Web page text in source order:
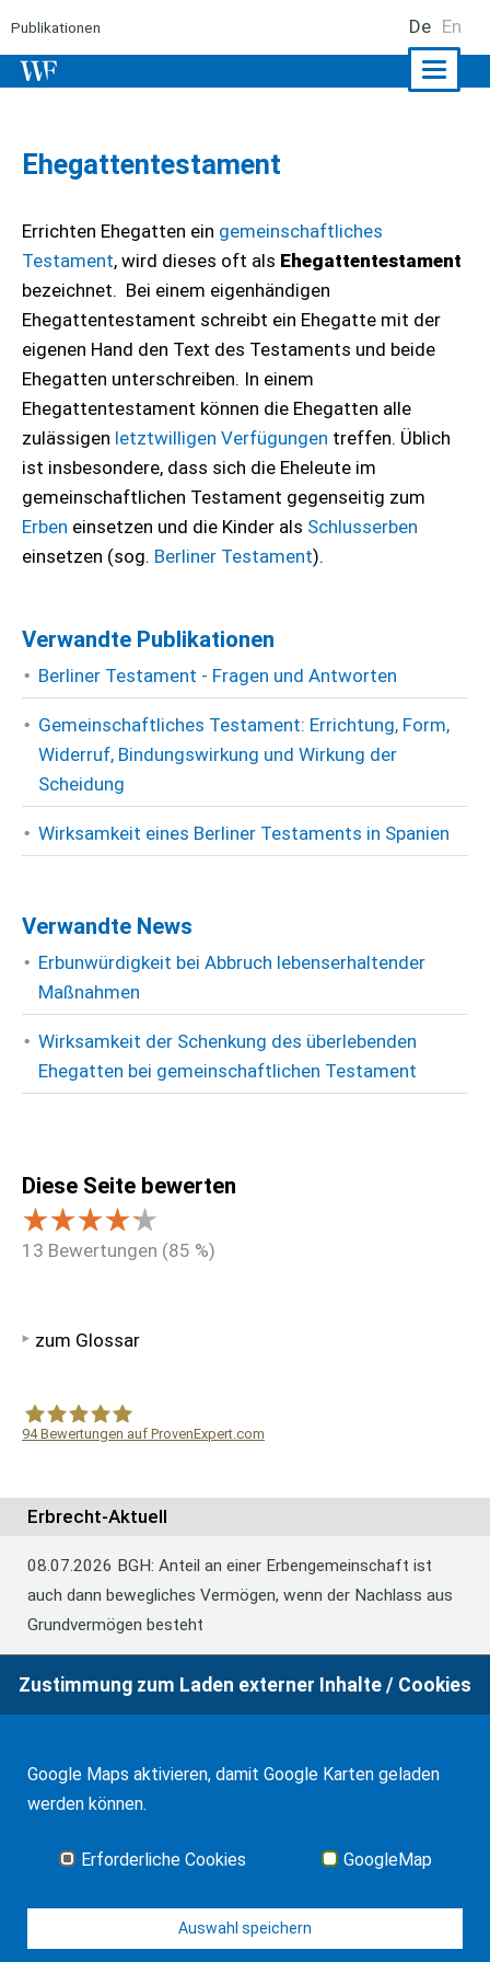
Publikationen De En
Ehegattentestament
Errichten Ehegatten ein gemeinschaftliches
Testament, wird dieses oft als Ehegattentestament
bezeichnet. Bei einem eigenhändigen
Ehegattentestament schreibt ein Ehegatte mit der
eigenen Hand den Text des Testaments und beide
Ehegatten unterschreiben. In einem
Ehegattentestament können die Ehegatten alle
zulässigen letztwilligen Verfügungen treffen. Üblich
ist insbesondere, dass sich die Eheleute im
gemeinschaftlichen Testament gegenseitig zum
Erben einsetzen und die Kinder als Schlusserben
einsetzen (sog. Berliner Testament).
Verwandte Publikationen
Berliner Testament - Fragen und Antworten
Gemeinschaftliches Testament: Errichtung, Form,
Widerruf, Bindungswirkung und Wirkung der
Scheidung
Wirksamkeit eines Berliner Testaments in Spanien
Verwandte News
Erbunwürdigkeit bei Abbruch lebenserhaltender
Maßnahmen
Wirksamkeit der Schenkung des überlebenden
Ehegatten bei gemeinschaftlichen Testament
Diese Seite bewerten
13 Bewertungen (85 %)
zum Glossar
94Bewertungen auf ProvenExpert.com
Erbrecht-Aktuell
08.07.2026 BGH: Anteil an einer Erbengemeinschaft ist
auch dann bewegliches Vermögen, wenn der Nachlass aus
Grundvermögen besteht
BFH: Abweichende Festsetzung aus
17.03.2026Andalusien: Vergünstigungen bei der
Alle Neuigkeiten
Zustimmung zum Laden externer Inhalte / Cookies
Google Maps aktivieren, damit Google Karten geladen
werden können.
Erforderliche Cookies GoogleMap
Auswahl speichern